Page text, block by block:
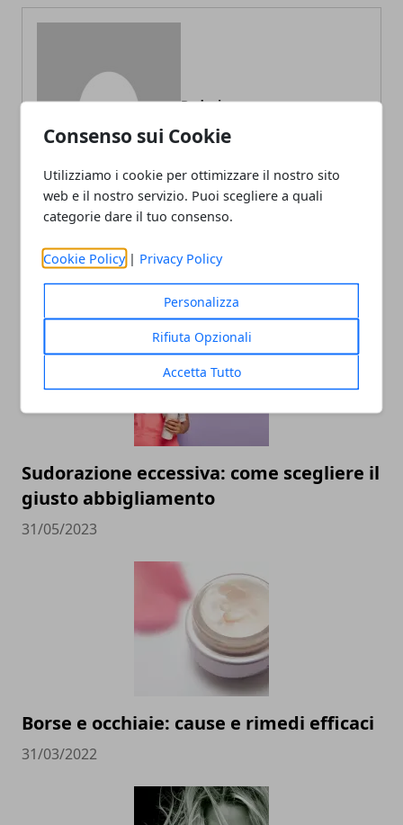
Consenso sui Cookie
Utilizziamo i cookie per ottimizzare il nostro sito
web e il nostro servizio. Puoi scegliere a quali
categorie dare il tuo consenso.
Cookie Policy | Privacy Policy
Personalizza
Rifiuta Opzionali
Accetta Tutto
Redazione
ARTICOLI CORRELATI
Sudorazione eccessiva: come scegliere il
giusto abbigliamento
31/05/2023
Borse e occhiaie: cause e rimedi efficaci
31/03/2022